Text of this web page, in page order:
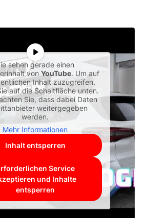
sehen gerade einen
vonYouTube. Um auf
Inhalt zuzugreifen,
auf die Schaltfläche unten.
Sie, dass dabei Daten
weitergegeben
werden.
Mehr Informationen
Inhalt entsperren
Service
und Inhalte
entsperren